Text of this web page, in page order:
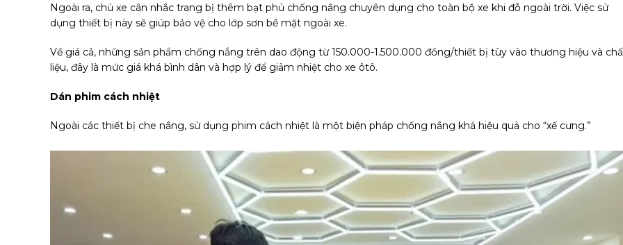
Ngoài ra, chủ xe cân nhắc trang bị thêm bạt phủ chống nắng chuyên dụng cho toàn bộ xe khi đỗ ngoài trời. Việc sử
dụng thiết bị này sẽ giúp bảo vệ cho lớp sơn bề mặt ngoài xe.
Về giá cả, những sản phẩm chống nắng trên dao động từ 150.000-1.500.000 đồng/thiết bị tùy vào thương hiệu và
liệu, đây là mức giá khá bình dân và hợp lý để giảm nhiệt cho xe ôtô.
Dán phim cách nhiệt
Ngoài các thiết bị che nắng, sử dụng phim cách nhiệt là một biện pháp chống nắng khá hiệu quả cho “xế cưng.”